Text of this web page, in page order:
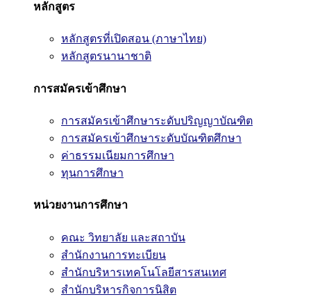
หลักสูตร
หลักสูตรที่เปิดสอน (ภาษาไทย)
หลักสูตรนานาชาติ
การสมัครเข้าศึกษา
การสมัครเข้าศึกษาระดับปริญญาบัณฑิต
การสมัครเข้าศึกษาระดับบัณฑิตศึกษา
ค่าธรรมเนียมการศึกษา
ทุนการศึกษา
หน่วยงานการศึกษา
คณะ วิทยาลัย และสถาบัน
สำนักงานการทะเบียน
สำนักบริหารเทคโนโลยีสารสนเทศ
สำนักบริหารกิจการนิสิต